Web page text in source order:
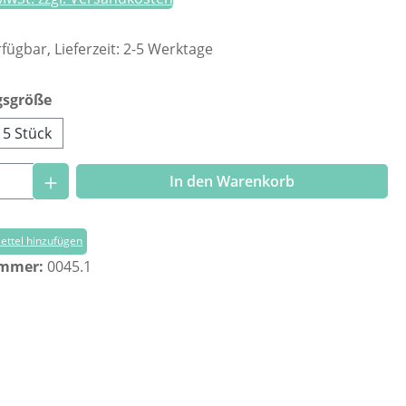
Lieferzeit: 2-5 Werktage
auswählen
5 Stück
Anzahl: Gib den gewünschten Wert
In den Warenkorb
hinzufügen
0045.1